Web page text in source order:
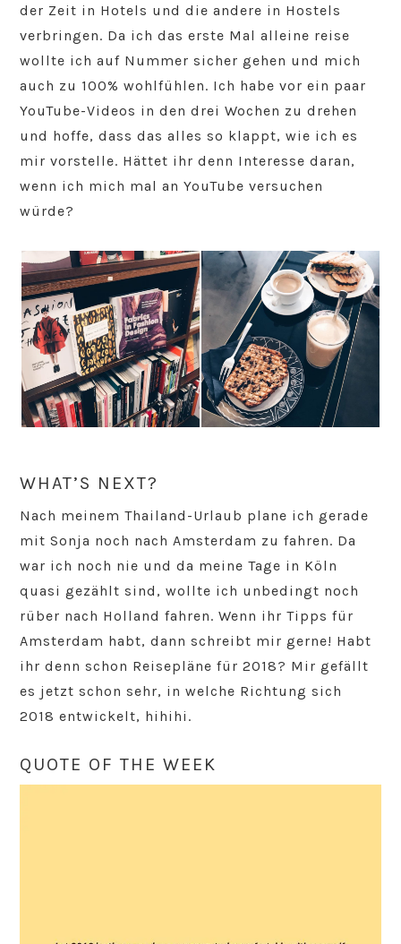
der Zeit in Hotels und die andere in Hostels
verbringen. Da ich das erste Mal alleine reise
wollte ich auf Nummer sicher gehen und mich
auch zu 100% wohlfühlen. Ich habe vor ein paar
YouTube-Videos in den drei Wochen zu drehen
und hoffe, dass das alles so klappt, wie ich es
mir vorstelle. Hättet ihr denn Interesse daran,
wenn ich mich mal an YouTube versuchen
würde?
WHAT’S NEXT?
Nach meinem Thailand-Urlaub plane ich gerade
mit Sonja noch nach Amsterdam zu fahren. Da
war ich noch nie und da meine Tage in Köln
quasi gezählt sind, wollte ich unbedingt noch
rüber nach Holland fahren. Wenn ihr Tipps für
Amsterdam habt, dann schreibt mir gerne! Habt
ihr denn schon Reisepläne für 2018? Mir gefällt
es jetzt schon sehr, in welche Richtung sich
2018 entwickelt, hihihi.
QUOTE OF THE WEEK